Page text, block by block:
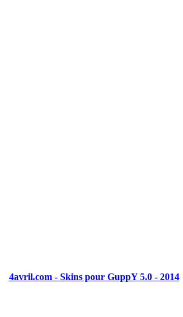
4avril.com - Skins pour GuppY 5.0 - 2014